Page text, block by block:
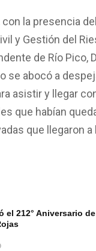
con la presencia
y Gestión del
de Río Pico,
se abocó a
asistir y llegar
que habían
que llegaron a
el 212° Aniversario